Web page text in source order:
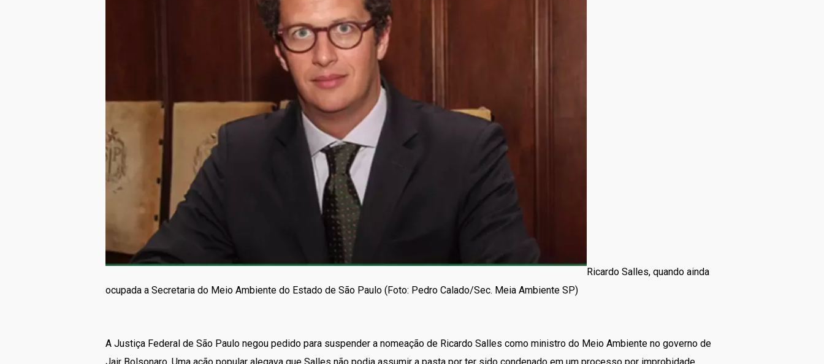
Ricardo Salles, quando ainda
ocupada a Secretaria do Meio Ambiente do Estado de São Paulo (Foto: Pedro Calado/Sec. Meia Ambiente SP)
A Justiça Federal de São Paulo negou pedido para suspender a nomeação de Ricardo Salles como ministro do Meio Ambiente no governo de